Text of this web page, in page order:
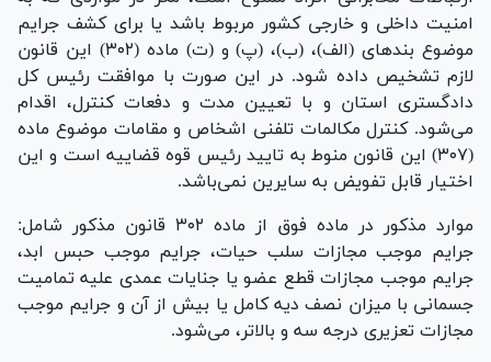
امنیت داخلی و خارجی کشور مربوط باشد یا برای کشف جرایم
موضوع بند‌های (الف)، (ب)، (پ) و (ت) ماده (۳۰۲) این قانون
لازم تشخیص داده شود. در این صورت با موافقت رئیس کل
دادگستری استان و با تعیین مدت و دفعات کنترل، اقدام
می‌شود. کنترل مکالمات تلفنی اشخاص و مقامات موضوع ماده
(۳۰۷) این قانون منوط به تایید رئیس قوه قضاییه است و این
اختیار قابل تفویض به سایرین نمی‌باشد.
موارد مذکور در ماده فوق از ماده ۳۰۲ قانون مذکور شامل:
جرایم موجب مجازات سلب حیات، جرایم موجب حبس ابد،
جرایم موجب مجازات قطع عضو یا جنایات عمدی علیه تمامیت
جسمانی با میزان نصف دیه کامل یا بیش از آن و جرایم موجب
مجازات تعزیری درجه سه و بالاتر، می‌شود.